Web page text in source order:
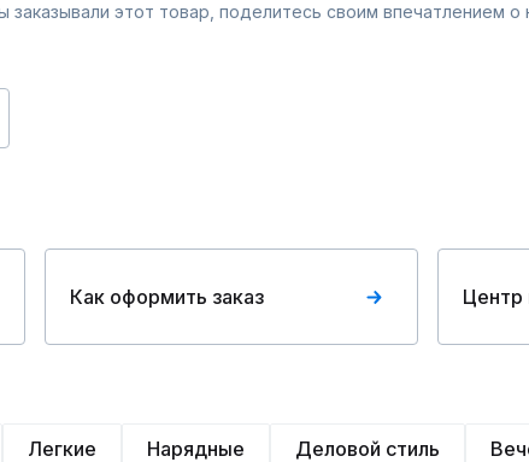
заказывали этот товар, поделитесь своим впечатлением
Как оформить заказ
Легкие Нарядные Деловой стиль